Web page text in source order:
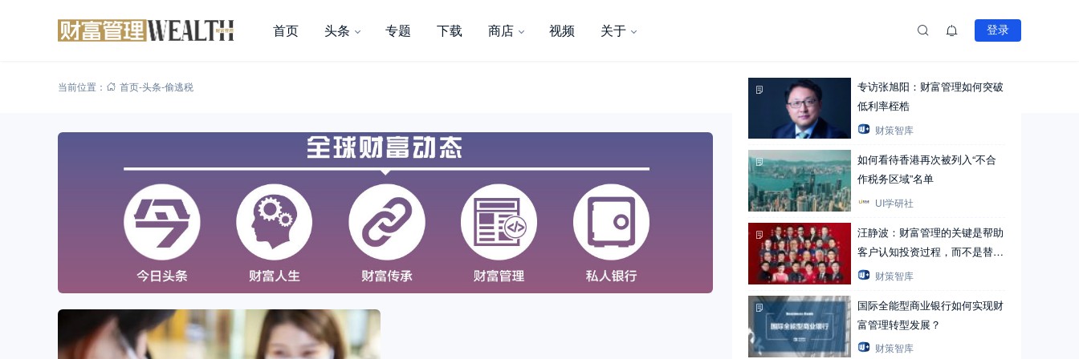
首页 头条 专题 下载 商店 视频 关于 登录
当前位置： 首页-头条-偷逃税
文章 下载
专访张旭阳：财富管理如何突破
低利率桎梏
财策智库
如何看待香港再次被列入“不合
作税务区域”名单
UI学研社
汪静波：财富管理的关键是帮助
客户认知投资过程，而不是替客
户选择财策智库
国际全能型商业银行如何实现财
富管理转型发展？
财策智库